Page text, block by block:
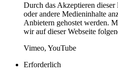
Durch das Akzeptieren
oder andere Medieninhalte
Anbietern gehostet werden.
wir auf dieser Webseite
Vimeo, YouTube
Erforderlich